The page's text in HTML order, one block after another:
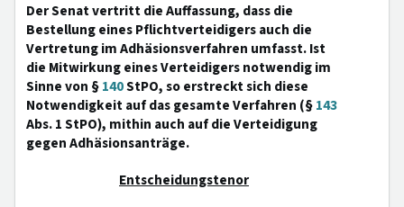
Der Senat vertritt die Auffassung, dass die
Bestellung eines Pflichtverteidigers auch die
Vertretung im Adhäsionsverfahren umfasst. Ist
die Mitwirkung eines Verteidigers notwendig im
Sinne von §140StPO, so erstreckt sich diese
Notwendigkeit auf das gesamte Verfahren (§143
Abs. 1 StPO), mithin auch auf die Verteidigung
gegen Adhäsionsanträge.
Entscheidungstenor